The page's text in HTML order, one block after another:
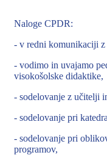
Naloge CPDR:
- v redni komunikaciji z
- vodimo in uvajamo
visokošolske didaktike,
- sodelovanje z učitelji
- sodelovanje pri
- sodelovanje pri
programov,